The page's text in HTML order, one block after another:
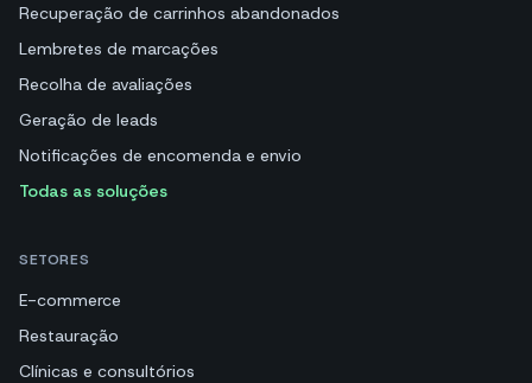
Recuperação de carrinhos abandonados
Lembretes de marcações
Recolha de avaliações
Geração de leads
Notificações de encomenda e envio
Todas as soluções
SETORES
E-commerce
Restauração
Clínicas e consultórios